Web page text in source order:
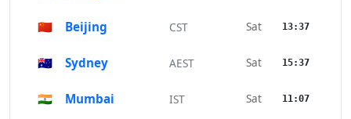
🇨🇳 Beijing CST Sat 13:37
🇦🇺 Sydney AEST Sat 15:37
🇮🇳 Mumbai IST Sat 11:07